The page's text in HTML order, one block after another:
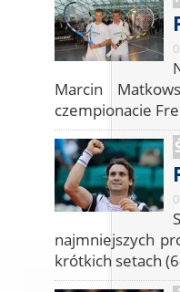
Marcin
czempionacie
najmniejszych
krótkich setach